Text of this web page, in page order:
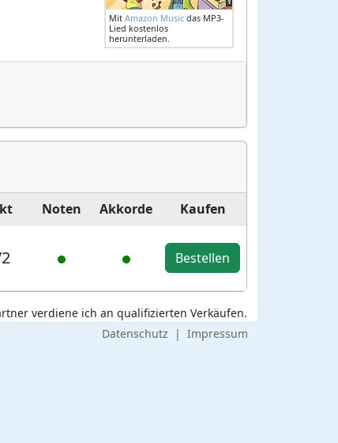
Mit Amazon Music das MP3-
Lied kostenlos
herunterladen.
Noten Akkorde Kaufen
Bestellen
verdiene ich an qualifizierten Verkäufen.
Datenschutz | Impressum